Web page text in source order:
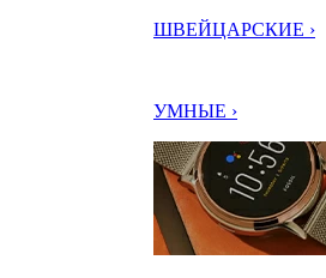
ШВЕЙЦАРСКИЕ ›
УМНЫЕ ›